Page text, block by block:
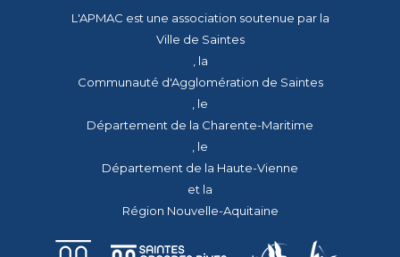
L'APMAC est une association soutenue par la
Ville de Saintes
, la
Communauté d'Agglomération de Saintes
, le
Département de la Charente-Maritime
, le
Département de la Haute-Vienne
et la
Région Nouvelle-Aquitaine